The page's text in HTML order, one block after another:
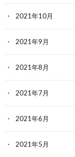
2021年10月
2021年9月
2021年8月
2021年7月
2021年6月
2021年5月